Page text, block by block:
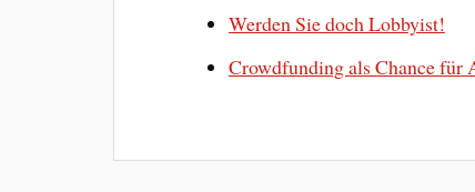
Werden Sie doch Lobbyist!
Crowdfunding als Chance für